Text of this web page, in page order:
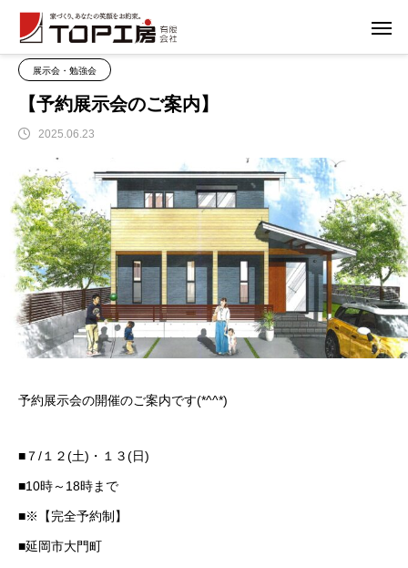
ブログ ブログ
展示会・勉強会
【予約展示会のご案内】
2025.06.23
予約展示会の開催のご案内です(*^^*)
■７/１２(土)・１３(日)
■10時～18時まで
■※【完全予約制】
■延岡市大門町